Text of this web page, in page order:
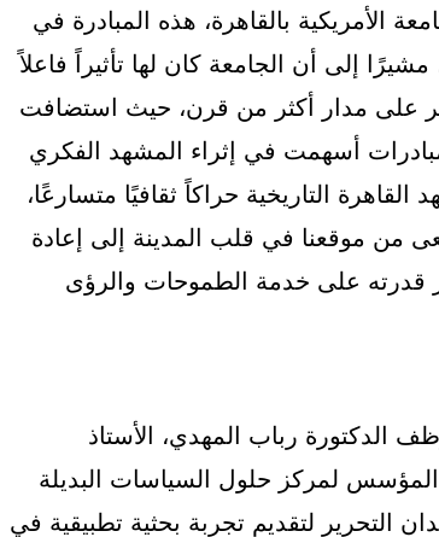
الأمريكية بالقاهرة، هذه المبادرة في
إلى أن الجامعة كان لها تأثيراً فاعلاً
على مدار أكثر من قرن، حيث استضافت
أسهمت في إثراء المشهد الفكري
التاريخية حراكاً ثقافيًا متسارعًا،
من موقعنا في قلب المدينة إلى إعادة
قدرته على خدمة الطموحات والرؤى
الدكتورة رباب المهدي، الأستاذ
المؤسس لمركز حلول السياسات البديلة
عام 1996، حرم ميدان التحرير لتقديم تجربة بحثية تطبيقية في